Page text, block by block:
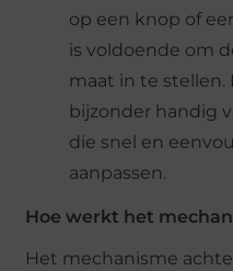
op een knop of
is voldoende om
maat in te
bijzonder handig
die snel en
aanpassen.
Hoe werkt het
Het mechanisme